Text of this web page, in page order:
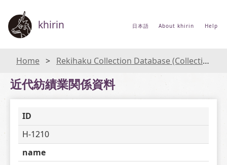
khirin 日本語 About khirin Help
Home Rekihaku Collection Database (Collections Database of the National Museum of Japanese History)
近代紡績業関係資料
ID
H-1210
name